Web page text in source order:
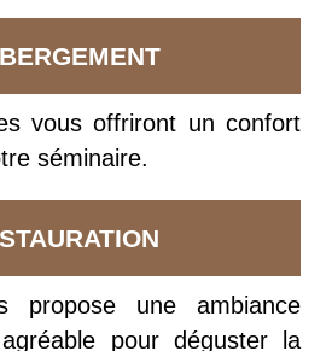
vous offriront un confort
séminaire.
propose une ambiance
pour déguster la